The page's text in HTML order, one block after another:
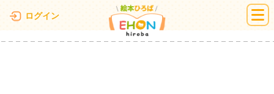
ログイン 絵本ひろば